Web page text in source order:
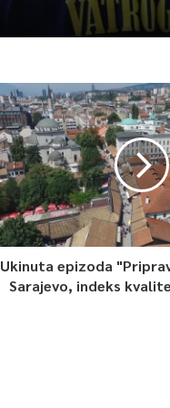
Ukinuta epizoda
Sarajevo, indeks